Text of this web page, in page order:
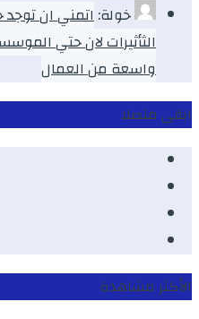
خولة:اتمني ان
الثأثيرات لان حتي
واسعة من العمال
ابقى متصلا
الأكثر مشاهدة